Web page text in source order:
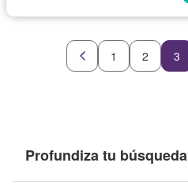
1 2 3
Profundiza tu búsqueda